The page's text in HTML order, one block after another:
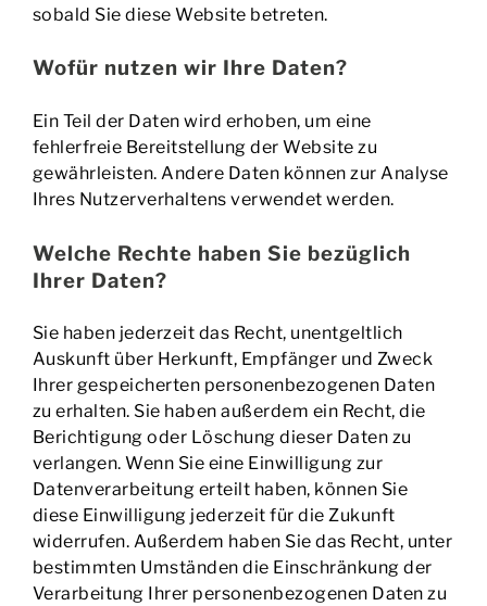
sobald Sie diese Website betreten.
Wofür nutzen wir Ihre Daten?
Ein Teil der Daten wird erhoben, um eine
fehlerfreie Bereitstellung der Website zu
gewährleisten. Andere Daten können zur Analyse
Ihres Nutzerverhaltens verwendet werden.
Welche Rechte haben Sie bezüglich
Ihrer Daten?
Sie haben jederzeit das Recht, unentgeltlich
Auskunft über Herkunft, Empfänger und Zweck
Ihrer gespeicherten personenbezogenen Daten
zu erhalten. Sie haben außerdem ein Recht, die
Berichtigung oder Löschung dieser Daten zu
verlangen. Wenn Sie eine Einwilligung zur
Datenverarbeitung erteilt haben, können Sie
diese Einwilligung jederzeit für die Zukunft
widerrufen. Außerdem haben Sie das Recht, unter
bestimmten Umständen die Einschränkung der
Verarbeitung Ihrer personenbezogenen Daten zu